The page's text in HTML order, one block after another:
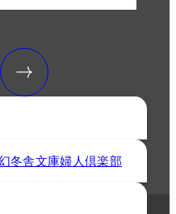
冬舎文庫婦人倶楽部